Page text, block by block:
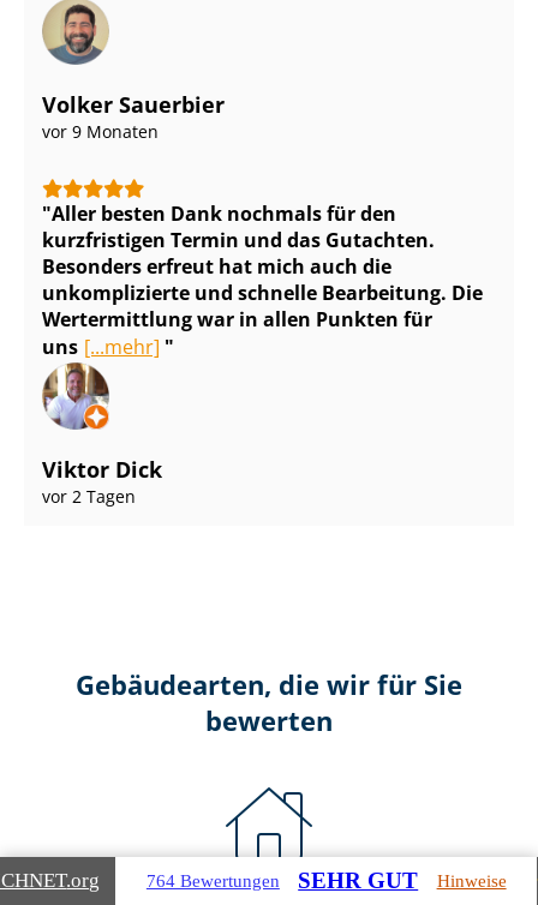
Volker Sauerbier
vor 9 Monaten
Aller besten Dank nochmals für den
kurzfristigen Termin und das Gutachten.
Besonders erfreut hat mich auch die
unkomplizierte und schnelle Bearbeitung. Die
Wertermittlung war in allen Punkten für
uns [...mehr]
Viktor Dick
vor 2 Tagen
Gebäudearten, die wir für Sie
bewerten
.org 764 Bewertungen SEHR GUT Hinweise